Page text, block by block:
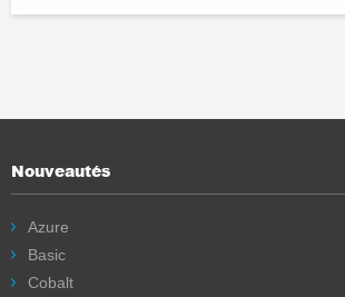
Nouveautés
Azure
Basic
Cobalt